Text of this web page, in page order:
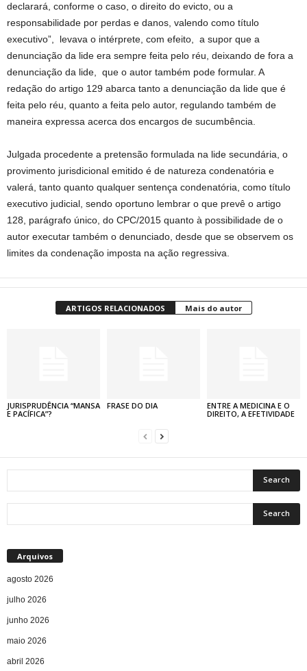
declarará, conforme o caso, o direito do evicto, ou a
responsabilidade por perdas e danos, valendo como título
executivo”, levava o intérprete, com efeito, a supor que a
denunciação da lide era sempre feita pelo réu, deixando de fora a
denunciação da lide, que o autor também pode formular. A
redação do artigo 129 abarca tanto a denunciação da lide que é
feita pelo réu, quanto a feita pelo autor, regulando também de
maneira expressa acerca dos encargos de sucumbência.
Julgada procedente a pretensão formulada na lide secundária, o
provimento jurisdicional emitido é de natureza condenatória e
valerá, tanto quanto qualquer sentença condenatória, como título
executivo judicial, sendo oportuno lembrar o que prevê o artigo
128, parágrafo único, do CPC/2015 quanto à possibilidade de o
autor executar também o denunciado, desde que se observem os
limites da condenação imposta na ação regressiva.
ARTIGOS RELACIONADOS Mais do autor
JURISPRUDÊNCIA “MANSA
E PACÍFICA”?
FRASE DO DIA
ENTRE A MEDICINA E O
DIREITO, A EFETIVIDADE
Arquivos
agosto 2026
julho 2026
junho 2026
maio 2026
abril 2026